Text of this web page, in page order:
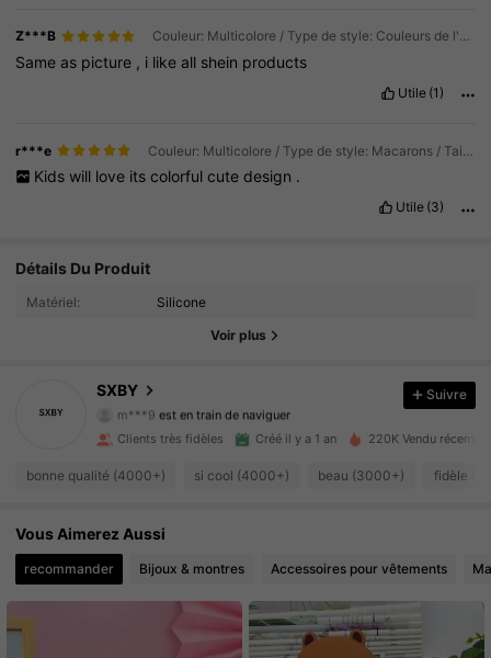
Z***B Couleur: Multicolore / Type de style: Couleurs de l'arc-en-ciel / Taille: Taille Unique
Same as picture , i like all shein products
Utile (1)
r***e
Kids will love its colorful cute design .
Utile (3)
Détails Du Produit
Matériel: Silicone
Voir plus
SXBY
4.88
4.88
2K Suiveurs
4.88 2K Suiveurs
4.88
4.88 2K Suiveurs
Suivre
Clients très fidèles Créé il y a 1 an 220K Vendu
bonne qualité (4000+) si cool (4000+) beau (3000+) fidèle à
Vous Aimerez Aussi
recommander Bijoux & montres Accessoires pour vêtements